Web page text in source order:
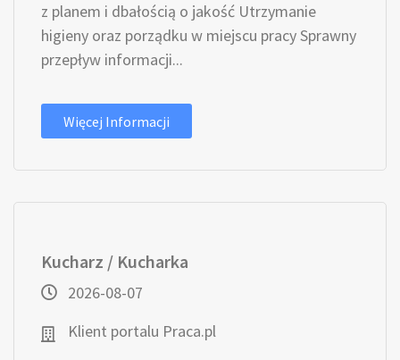
z planem i dbałością o jakość Utrzymanie
higieny oraz porządku w miejscu pracy Sprawny
przepływ informacji...
Więcej Informacji
Kucharz / Kucharka
2026-08-07
Klient portalu Praca.pl